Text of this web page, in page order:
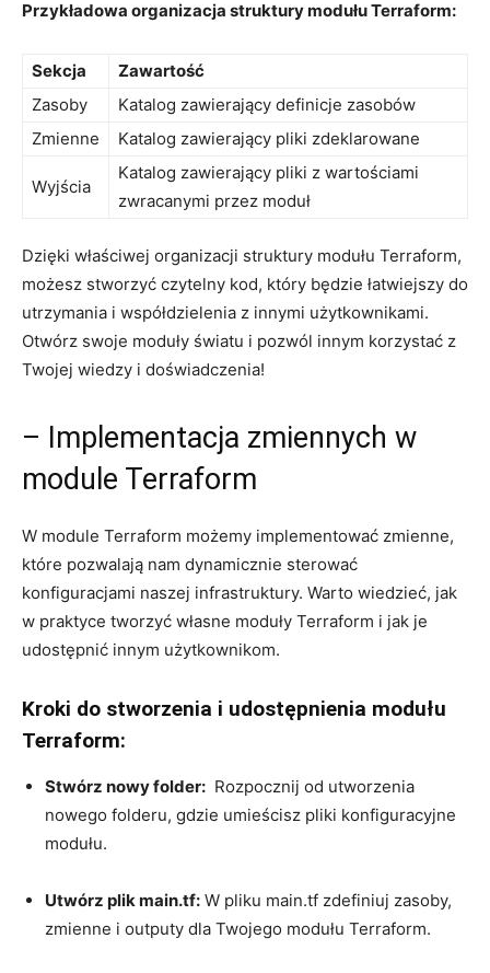
Przykładowa organizacja‍ struktury modułu Terraform:
Sekcja
Zawartość
Zasoby
Katalog zawierający definicje zasobów
Zmienne
Katalog⁢ zawierający pliki⁣ zdeklarowane
Wyjścia
Katalog zawierający pliki z wartościami
zwracanymi przez moduł
Dzięki właściwej organizacji ⁣struktury‌ modułu Terraform,
możesz ⁢stworzyć czytelny kod, który​ będzie łatwiejszy do⁤
utrzymania i⁣ współdzielenia‌ z innymi użytkownikami.
Otwórz swoje moduły światu i pozwól⁣ innym korzystać z​
Twojej‌ wiedzy i doświadczenia!
– Implementacja zmiennych w
module Terraform
W⁢ module ​Terraform możemy implementować zmienne,
⁢które pozwalają nam ⁤dynamicznie sterować
konfiguracjami​ naszej infrastruktury.⁢ Warto wiedzieć, jak
w praktyce tworzyć własne moduły Terraform i jak je​
udostępnić innym ⁢użytkownikom.
Kroki⁢ do ⁣stworzenia i udostępnienia modułu
Terraform:
Stwórz nowy‍ folder: ⁤ Rozpocznij od utworzenia
nowego ​folderu, gdzie umieścisz pliki konfiguracyjne⁤
modułu.
Utwórz plik ‌main.tf: W pliku main.tf zdefiniuj zasoby,⁢
zmienne i outputy dla Twojego modułu ‌Terraform.